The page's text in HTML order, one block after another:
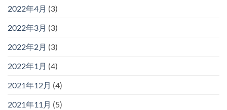
2022年4月 (3)
2022年3月 (3)
2022年2月 (3)
2022年1月 (4)
2021年12月 (4)
2021年11月 (5)